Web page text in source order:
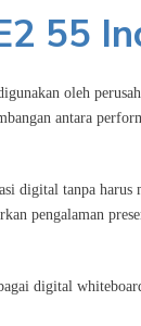
55
oleh
antara
digital tanpa harus
pengalaman
digital